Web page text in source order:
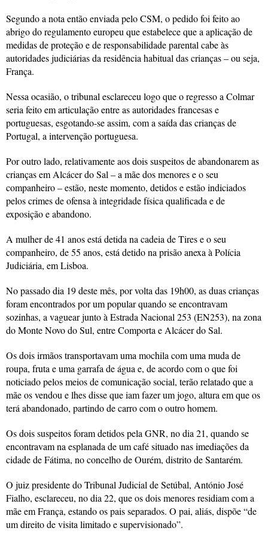
Segundo a nota então enviada pelo CSM, o pedido foi feito ao
abrigo do regulamento europeu que estabelece que a aplicação de
medidas de proteção e de responsabilidade parental cabe às
autoridades judiciárias da residência habitual das crianças – ou seja,
França.
Nessa ocasião, o tribunal esclareceu logo que o regresso a Colmar
seria feito em articulação entre as autoridades francesas e
portuguesas, esgotando-se assim, com a saída das crianças de
Portugal, a intervenção portuguesa.
Por outro lado, relativamente aos dois suspeitos de abandonarem as
crianças em Alcácer do Sal – a mãe dos menores e o seu
companheiro – estão, neste momento, detidos e estão indiciados
pelos crimes de ofensa à integridade física qualificada e de
exposição e abandono.
A mulher de 41 anos está detida na cadeia de Tires e o seu
companheiro, de 55 anos, está detido na prisão anexa à Polícia
Judiciária, em Lisboa.
No passado dia 19 deste mês, por volta das 19h00, as duas crianças
foram encontrados por um popular quando se encontravam
sozinhas, a vaguear junto à Estrada Nacional 253 (EN253), na zona
do Monte Novo do Sul, entre Comporta e Alcácer do Sal.
Os dois irmãos transportavam uma mochila com uma muda de
roupa, fruta e uma garrafa de água e, de acordo com o que foi
noticiado pelos meios de comunicação social, terão relatado que a
mãe os vendou e lhes disse que iam fazer um jogo, altura em que os
terá abandonado, partindo de carro com o outro homem.
Os dois suspeitos foram detidos pela GNR, no dia 21, quando se
encontravam na esplanada de um café situado nas imediações da
cidade de Fátima, no concelho de Ourém, distrito de Santarém.
O juiz presidente do Tribunal Judicial de Setúbal, António José
Fialho, esclareceu, no dia 22, que os dois menores residiam com a
mãe em França, estando os pais separados. O pai, aliás, dispõe “de
um direito de visita limitado e supervisionado”.